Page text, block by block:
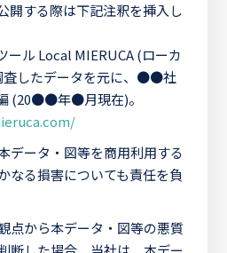
開する際は下記注釈を挿入し
ール Local MIERUCA (ローカ
査したデータを元に、●●社
(20●●年●月現在)。
データ・図等を商用利用する
なる損害についても責任を負
点から本データ・図等の悪質